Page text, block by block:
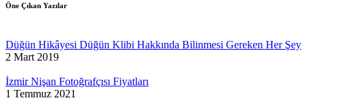
Öne Çıkan Yazılar
Düğün Hikâyesi Düğün Klibi Hakkında Bilinmesi Gereken Her Şey
2 Mart 2019
İzmir Nişan Fotoğrafçısı Fiyatları
1 Temmuz 2021